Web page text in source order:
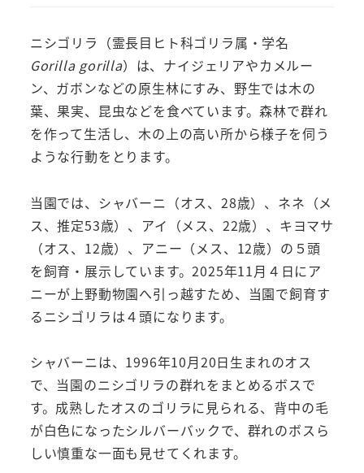
ニシゴリラ（霊長目ヒト科ゴリラ属・学名
Gorilla gorilla）は、ナイジェリアやカメルー
ン、ガボンなどの原生林にすみ、野生では木の
葉、果実、昆虫などを食べています。森林で群れ
を作って生活し、木の上の高い所から様子を伺う
ような行動をとります。
当園では、シャバーニ（オス、28歳）、ネネ（メ
ス、推定53歳）、アイ（メス、22歳）、キヨマサ
（オス、12歳）、アニー（メス、12歳）の５頭
を飼育・展示しています。2025年11月４日にア
ニーが上野動物園へ引っ越すため、当園で飼育す
るニシゴリラは４頭になります。
シャバーニは、1996年10月20日生まれのオス
で、当園のニシゴリラの群れをまとめるボスで
す。成熟したオスのゴリラに見られる、背中の毛
が白色になったシルバーバックで、群れのボスら
しい慎重な一面も見せてくれます。